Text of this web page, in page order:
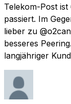
Telekom-Post
passiert. Im
lieber zu
besseres
langjähriger